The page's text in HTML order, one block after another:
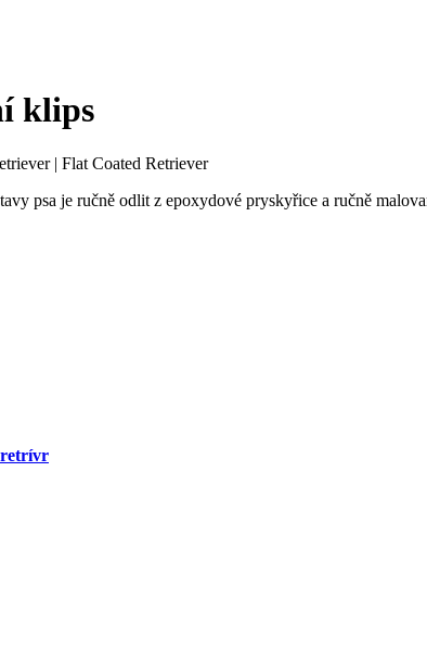
klips
| Flat Coated Retriever
psa je ručně odlit z epoxydové pryskyřice a ručně
retrívr